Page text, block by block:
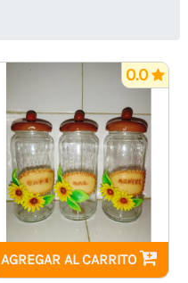
AGREGAR AL CARRITO
0.0